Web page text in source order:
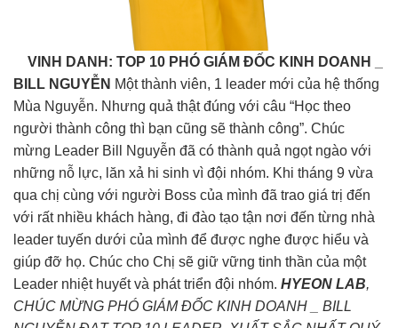
VINH DANH: TOP 10 PHÓ GIÁM ĐỐC KINH DOANH _
BILL NGUYỄN Một thành viên, 1 leader mới của hệ thống
Mùa Nguyễn. Nhưng quả thật đúng với câu “Học theo
người thành công thì bạn cũng sẽ thành công”. Chúc
mừng Leader Bill Nguyễn đã có thành quả ngọt ngào với
những nỗ lực, lăn xả hi sinh vì đội nhóm. Khi tháng 9 vừa
qua chị cùng với người Boss của mình đã trao giá trị đến
với rất nhiều khách hàng, đi đào tạo tận nơi đến từng nhà
leader tuyến dưới của mình để được nghe được hiểu và
giúp đỡ họ. Chúc cho Chị sẽ giữ vững tinh thần của một
Leader nhiệt huyết và phát triển đội nhóm. HYEON LAB,
CHÚC MỪNG PHÓ GIÁM ĐỐC KINH DOANH _ BILL